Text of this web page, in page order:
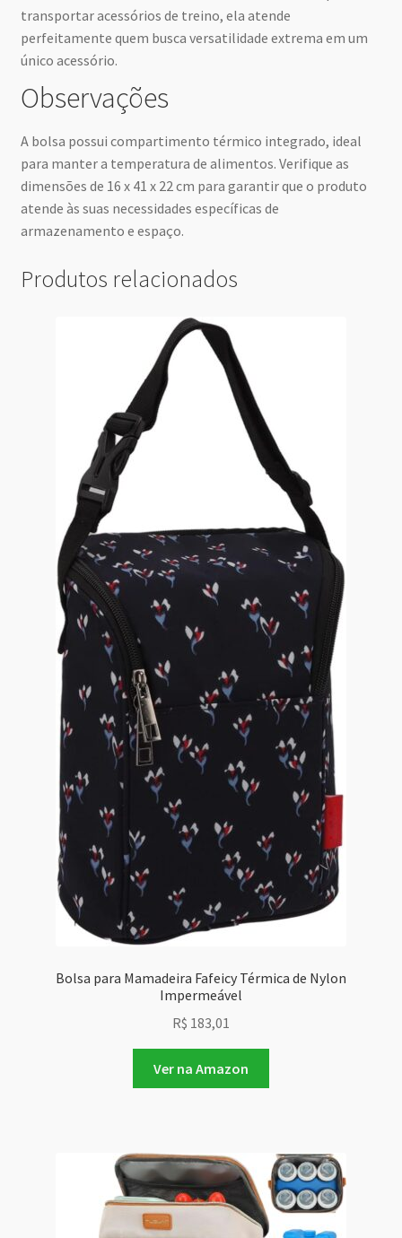
transportar acessórios de treino, ela atende
perfeitamente quem busca versatilidade extrema em um
único acessório.
Observações
A bolsa possui compartimento térmico integrado, ideal
para manter a temperatura de alimentos. Verifique as
dimensões de 16 x 41 x 22 cm para garantir que o produto
atende às suas necessidades específicas de
armazenamento e espaço.
Produtos relacionados
Bolsa para Mamadeira Fafeicy Térmica de Nylon
Impermeável
R$ 183,01
Ver na Amazon